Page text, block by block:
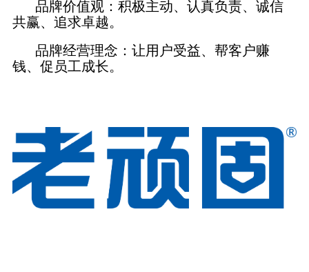
品牌价值观：积极主动、认真负责、诚信
共赢、追求卓越。
品牌经营理念：让用户受益、帮客户赚
钱、促员工成长。